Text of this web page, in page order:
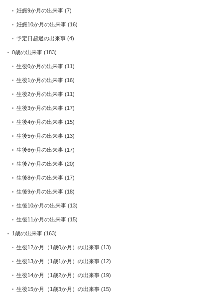
妊娠9か月の出来事 (7)
妊娠10か月の出来事 (16)
予定日超過の出来事 (4)
0歳の出来事 (183)
生後0か月の出来事 (11)
生後1か月の出来事 (16)
生後2か月の出来事 (11)
生後3か月の出来事 (17)
生後4か月の出来事 (15)
生後5か月の出来事 (13)
生後6か月の出来事 (17)
生後7か月の出来事 (20)
生後8か月の出来事 (17)
生後9か月の出来事 (18)
生後10か月の出来事 (13)
生後11か月の出来事 (15)
1歳の出来事 (163)
生後12か月（1歳0か月）の出来事 (13)
生後13か月（1歳1か月）の出来事 (12)
生後14か月（1歳2か月）の出来事 (19)
生後15か月（1歳3か月）の出来事 (15)